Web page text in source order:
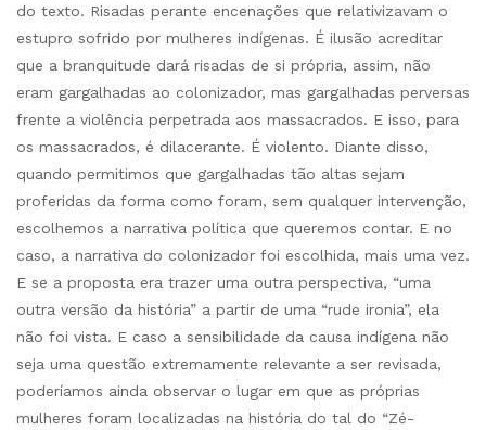
do texto. Risadas perante encenações que relativizavam o
estupro sofrido por mulheres indígenas. É ilusão acreditar
que a branquitude dará risadas de si própria, assim, não
eram gargalhadas ao colonizador, mas gargalhadas perversas
frente a violência perpetrada aos massacrados. E isso, para
os massacrados, é dilacerante. É violento. Diante disso,
quando permitimos que gargalhadas tão altas sejam
proferidas da forma como foram, sem qualquer intervenção,
escolhemos a narrativa política que queremos contar. E no
caso, a narrativa do colonizador foi escolhida, mais uma vez.
E se a proposta era trazer uma outra perspectiva, “uma
outra versão da história” a partir de uma “rude ironia”, ela
não foi vista. E caso a sensibilidade da causa indígena não
seja uma questão extremamente relevante a ser revisada,
poderíamos ainda observar o lugar em que as próprias
mulheres foram localizadas na história do tal do “Zé-